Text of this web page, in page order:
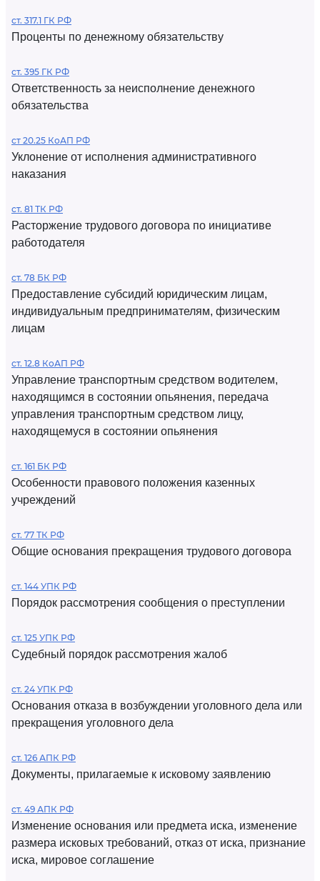
ст. 317.1 ГК РФ
Проценты по денежному обязательству
ст. 395 ГК РФ
Ответственность за неисполнение денежного
обязательства
ст 20.25 КоАП РФ
Уклонение от исполнения административного
наказания
ст. 81 ТК РФ
Расторжение трудового договора по инициативе
работодателя
ст. 78 БК РФ
Предоставление субсидий юридическим лицам,
индивидуальным предпринимателям, физическим
лицам
ст. 12.8 КоАП РФ
Управление транспортным средством водителем,
находящимся в состоянии опьянения, передача
управления транспортным средством лицу,
находящемуся в состоянии опьянения
ст. 161 БК РФ
Особенности правового положения казенных
учреждений
ст. 77 ТК РФ
Общие основания прекращения трудового договора
ст. 144 УПК РФ
Порядок рассмотрения сообщения о преступлении
ст. 125 УПК РФ
Судебный порядок рассмотрения жалоб
ст. 24 УПК РФ
Основания отказа в возбуждении уголовного дела или
прекращения уголовного дела
ст. 126 АПК РФ
Документы, прилагаемые к исковому заявлению
ст. 49 АПК РФ
Изменение основания или предмета иска, изменение
размера исковых требований, отказ от иска, признание
иска, мировое соглашение